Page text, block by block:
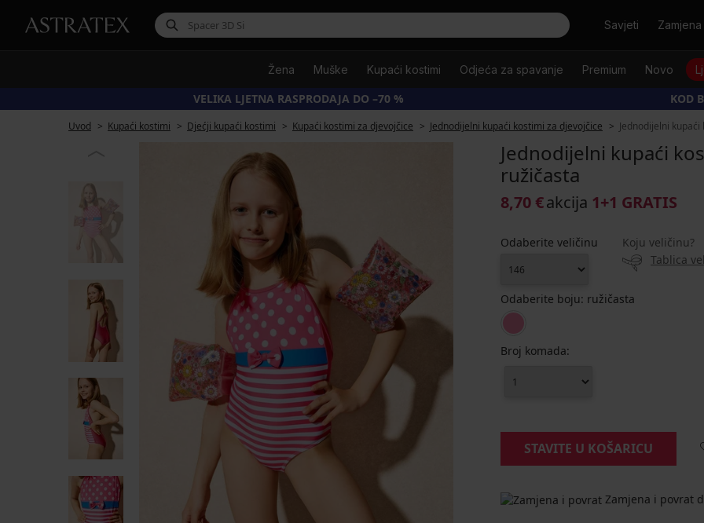
TražitiSavjeti
Žena Muške Kupaći kostimi Odjeća za spavanje Premium Novo
VELIKA LJETNA RASPRODAJA DO –70 % KOD
Uvod Kupaći kostimi Djećji kupaći kostimi Kupaći kostimi za djevojčice Jednodijelni kupaći kostimi za djevojčice Jednodijelni
Jednodijelni kupaći
ružičasta
8,70 €akcija 1+1 GRATIS
Odaberite veličinu
Koju veličinu?
Tablica
Odaberite boju: ružičasta
Broj komada:
STAVITE U KOŠARICU
Zamjena i povrat